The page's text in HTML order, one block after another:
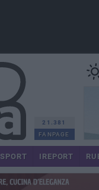
21.381
FANPAGE
SPORT IREPORT